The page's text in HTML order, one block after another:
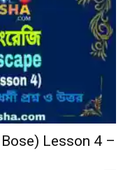
Lesson 4 –